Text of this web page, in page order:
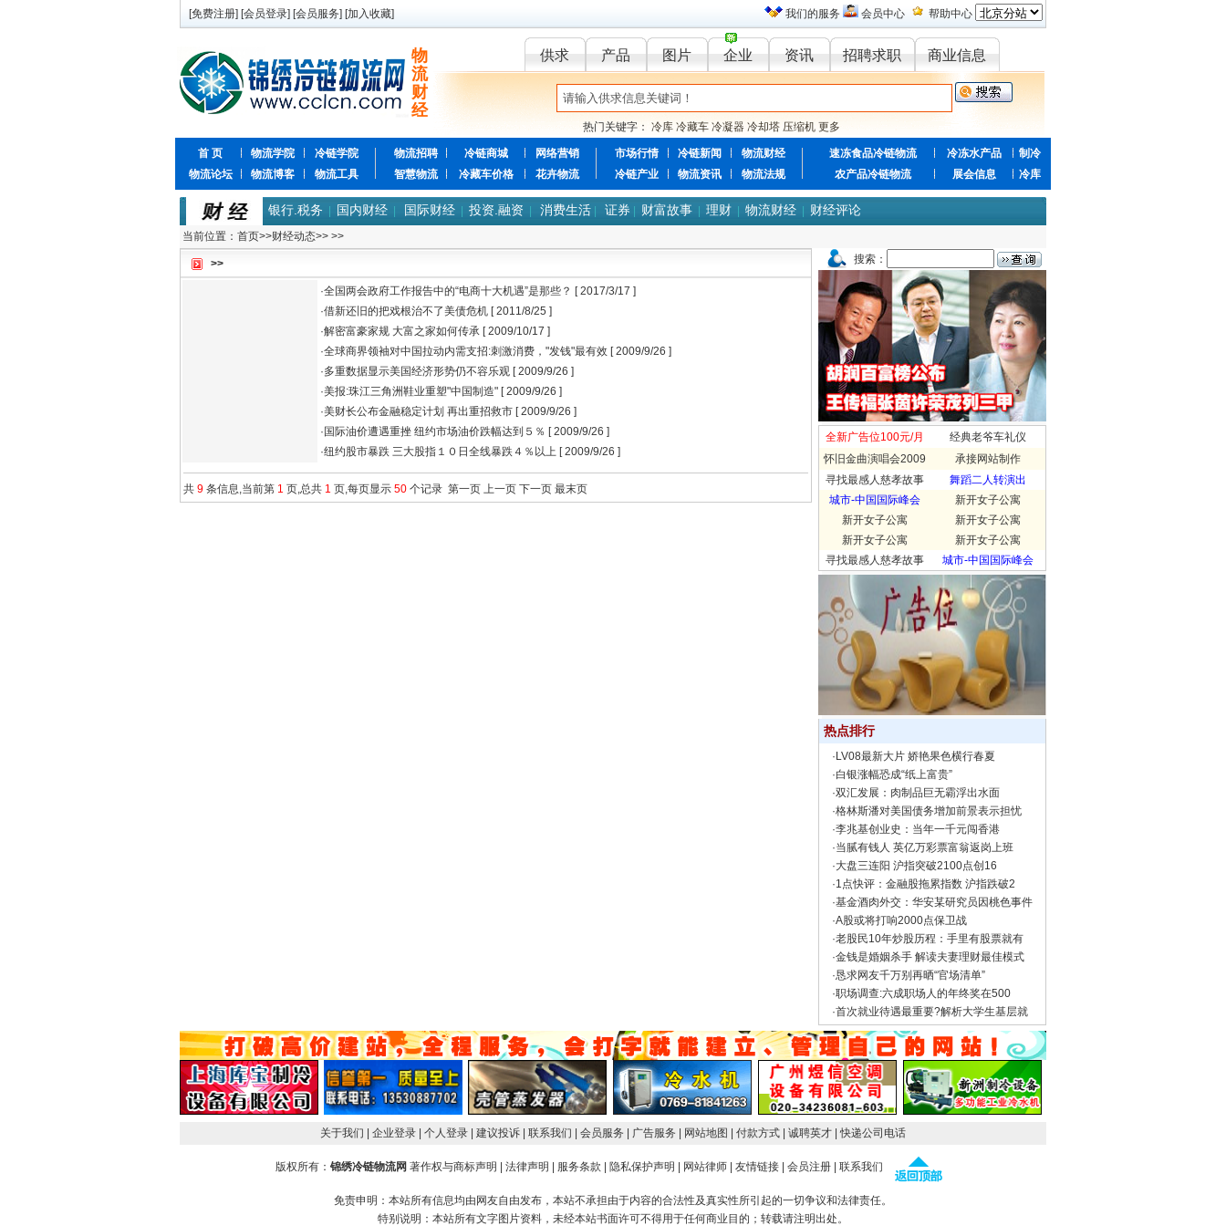
[免费注册] [会员登录] [会员服务] [加入收藏] 我们的服务 会员中心 帮助中心
物
流
财
经
供求 产品 图片 企业 资讯 招聘求职 商业信息
热门关键字： 冷库 冷藏车 冷凝器 冷却塔 压缩机 更多
首 页 物流学院
冷链学院
物流论坛
物流博客 物流工具
物流招聘 冷链商城
网络营销
智慧物流
冷藏车价格 花卉物流
市场行情 冷链新闻
物流财经
冷链产业
物流资讯 物流法规
速冻食品冷链物流 冷冻水产品
制冷
农产品冷链物流
展会信息 冷库
银行.税务 国内财经 国际财经 投资.融资 消费生活 证券 财富故事 理财 物流财经 财经评论
当前位置： 首页>>财经动态>> >>
>>
·全国两会政府工作报告中的“电商十大机遇”是那些？ [ 2017/3/17 ]
·借新还旧的把戏根治不了美债危机 [ 2011/8/25 ]
·解密富豪家规 大富之家如何传承 [ 2009/10/17 ]
·全球商界领袖对中国拉动内需支招:刺激消费，"发钱"最有效 [ 2009/9/26 ]
·多重数据显示美国经济形势仍不容乐观 [ 2009/9/26 ]
·美报:珠江三角洲鞋业重塑"中国制造" [ 2009/9/26 ]
·美财长公布金融稳定计划 再出重招救市 [ 2009/9/26 ]
· 国际油价遭遇重挫 纽约市场油价跌幅达到５％ [ 2009/9/26 ]
·纽约股市暴跌 三大股指１０日全线暴跌４％以上 [ 2009/9/26 ]
共 9 条信息,当前第 1 页,总共 1 页,每页显示 50 个记录 第一页 上一页 下一页 最末页
搜索：
全新广告位100元/月
经典老爷车礼仪
怀旧金曲演唱会2009
承接网站制作
寻找最感人慈孝故事
舞蹈二人转演出
城市-中国国际峰会
新开女子公寓
新开女子公寓
新开女子公寓
新开女子公寓
新开女子公寓
寻找最感人慈孝故事
城市-中国国际峰会
热点排行
· LV08最新大片 娇艳果色横行春夏
·白银涨幅恐成“纸上富贵”
·双汇发展：肉制品巨无霸浮出水面
·格林斯潘对美国债务增加前景表示担忧
·李兆基创业史：当年一千元闯香港
·当腻有钱人 英亿万彩票富翁返岗上班
·大盘三连阳 沪指突破2100点创16
·1点快评：金融股拖累指数 沪指跌破2
·基金酒肉外交：华安某研究员因桃色事件
·A股或将打响2000点保卫战
·老股民10年炒股历程：手里有股票就有
·金钱是婚姻杀手 解读夫妻理财最佳模式
·恳求网友千万别再晒“官场清单”
·职场调查:六成职场人的年终奖在500
·首次就业待遇最重要?解析大学生基层就
关于我们 | 企业登录 | 个人登录 | 建议投诉 | 联系我们 | 会员服务 | 广告服务 | 网站地图 | 付款方式 | 诚聘英才 | 快递公司电话
版权所有： 锦绣冷链物流网 著作权与商标声明 | 法律声明 | 服务条款 | 隐私保护声明 | 网站律师| 友情链接| 会员注册| 联系我们
免责申明：本站所有信息均由网友自由发布，本站不承担由于内容的合法性及真实性所引起的一切争议和法律责任。
特别说明：本站所有文字图片资料，未经本站书面许可不得用于任何商业目的；转载请注明出处。